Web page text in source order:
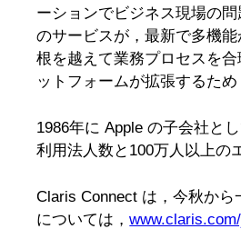
ーションでビジネス現場の
のサービスが，最新で多機
根を越えて業務プロセスを
ットフォームが拡張するた
1986年に Apple の子会社と
利用法人数と100万人以上の
Claris Connect は，今秋か
については，